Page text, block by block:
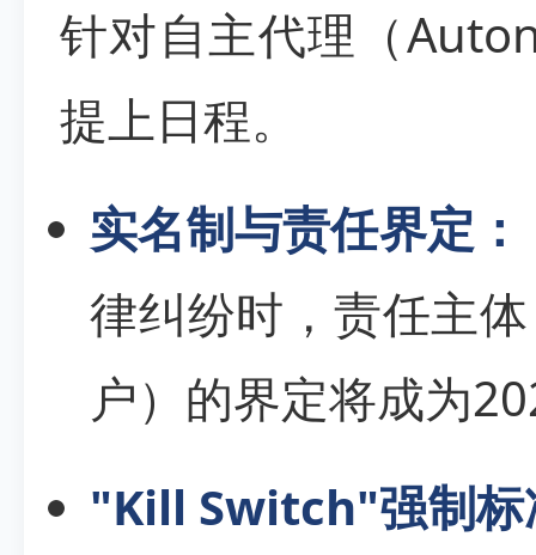
针对自主代理（
提上日程。
实名制与责任界定：
律纠纷时，责任主
户）的界定将成为
"Kill Switch"强制标